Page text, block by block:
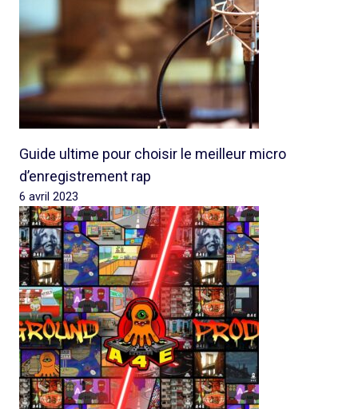
Guide ultime pour choisir le meilleur micro
d’enregistrement rap
6 avril 2023